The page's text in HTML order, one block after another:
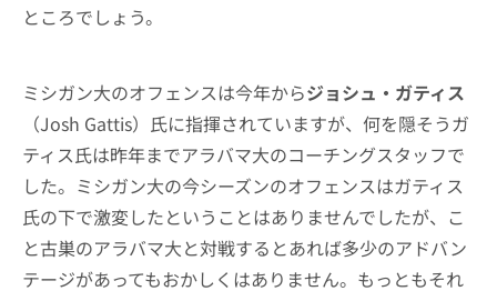
ところでしょう。
ミシガン大のオフェンスは今年からジョシュ・ガティス
（Josh Gattis）氏に指揮されていますが、何を隠そうガ
ティス氏は昨年までアラバマ大のコーチングスタッフで
した。ミシガン大の今シーズンのオフェンスはガティス
氏の下で激変したということはありませんでしたが、こ
と古巣のアラバマ大と対戦するとあれば多少のアドバン
テージがあってもおかしくはありません。もっともそれ